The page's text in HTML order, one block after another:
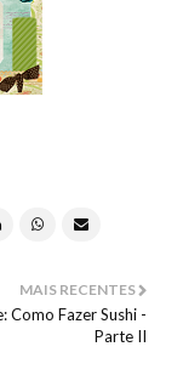
MAIS RECENTES
Como Fazer Sushi -
Parte II